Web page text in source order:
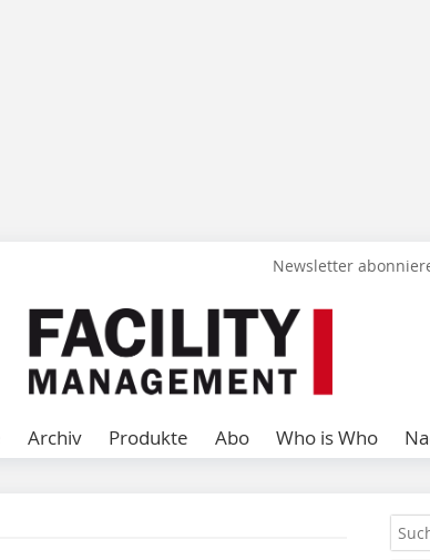
Newsletter
Archiv Produkte Abo Who is Who